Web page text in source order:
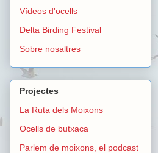
Vídeos d'ocells
Delta Birding Festival
Sobre nosaltres
Projectes
La Ruta dels Moixons
Ocells de butxaca
Parlem de moixons, el podcast